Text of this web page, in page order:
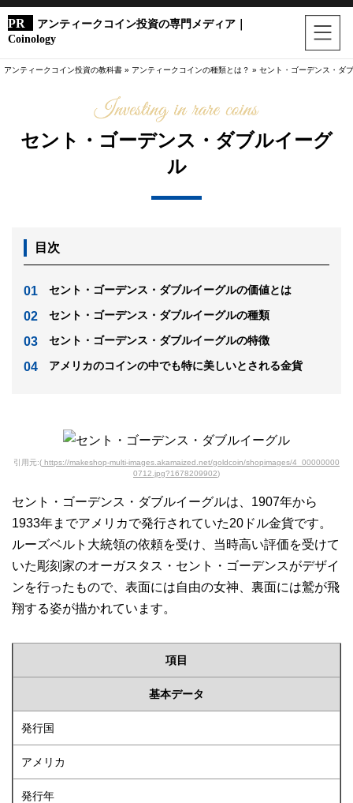
アンティークコイン投資の専門メディア｜
Coinology
アンティークコイン投資の教科書 » アンティークコインの種類とは？ » セント・ゴーデンス・ダ
セント・ゴーデンス・ダブルイーグ
ル
目次
セント・ゴーデンス・ダブルイーグルの価値とは
セント・ゴーデンス・ダブルイーグルの種類
セント・ゴーデンス・ダブルイーグルの特徴
アメリカのコインの中でも特に美しいとされる金貨
引用元:( https://makeshop-multi-images.akamaized.net/goldcoin/shopimages/4_00000000
0712.jpg?1678209902)
セント・ゴーデンス・ダブルイーグルは、1907年から
1933年までアメリカで発行されていた20ドル金貨です。
ルーズベルト大統領の依頼を受け、当時高い評価を受けて
いた彫刻家のオーガスタス・セント・ゴーデンスがデザイ
ンを行ったもので、表面には自由の女神、裏面には鷲が飛
翔する姿が描かれています。
項目
基本データ
発行国
アメリカ
発行年